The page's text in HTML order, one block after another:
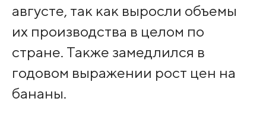
августе, так как выросли объемы
их производства в целом по
стране. Также замедлился в
годовом выражении рост цен на
бананы.